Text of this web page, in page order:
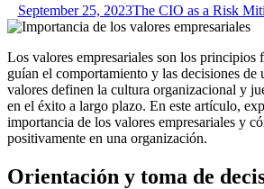
September 25, 2023The CIO as a Risk
Los valores empresariales son los principios
guían el comportamiento y las decisiones de
valores definen la cultura organizacional y
en el éxito a largo plazo. En este artículo,
importancia de los valores empresariales y
positivamente en una organización.
Orientación y toma de